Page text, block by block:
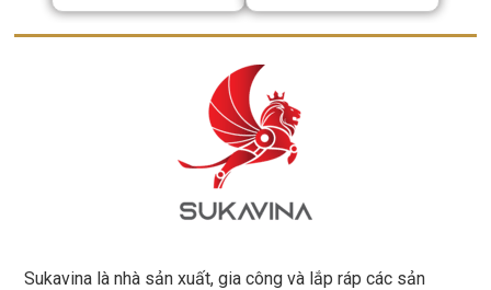
Sukavina là nhà sản xuất, gia công và lắp ráp các sản